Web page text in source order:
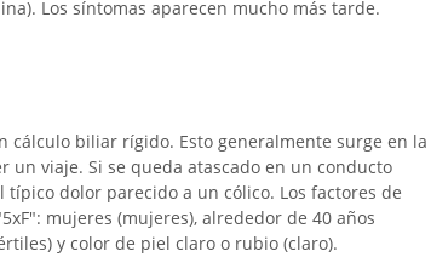
Los síntomas aparecen mucho más tarde.
cálculo biliar rígido. Esto generalmente surge en la
viaje. Si se queda atascado en un conducto
dolor parecido a un cólico. Los factores de
mujeres (mujeres), alrededor de 40 años
y color de piel claro o rubio (claro).